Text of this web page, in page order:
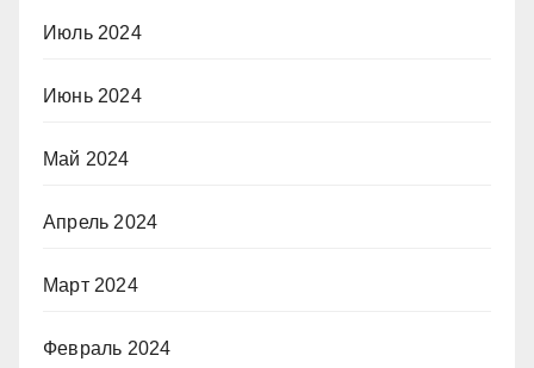
Июль 2024
Июнь 2024
Май 2024
Апрель 2024
Март 2024
Февраль 2024